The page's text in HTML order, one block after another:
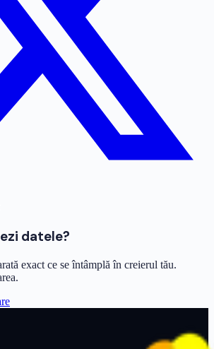
datele?
exact ce se întâmplă în creierul tău.